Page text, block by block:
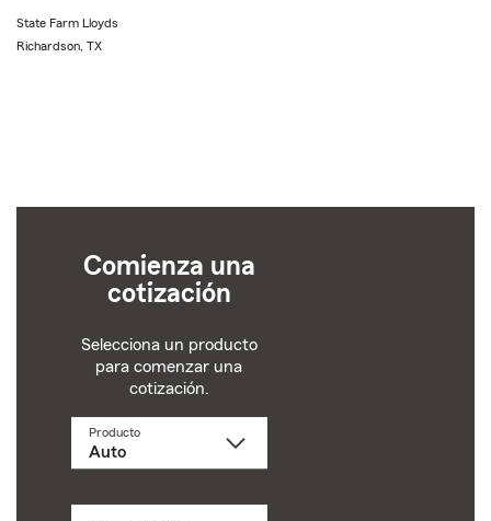
State Farm Lloyds
Richardson, TX
Comienza una
cotización
Selecciona un producto
para comenzar una
cotización.
ProductoSelecciona